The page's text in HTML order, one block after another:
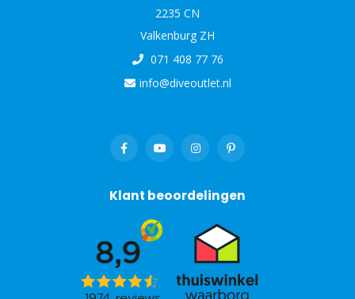
2235 CN
Valkenburg ZH
071 408 77 76
info@diveoutlet.nl
Klant beoordelingen